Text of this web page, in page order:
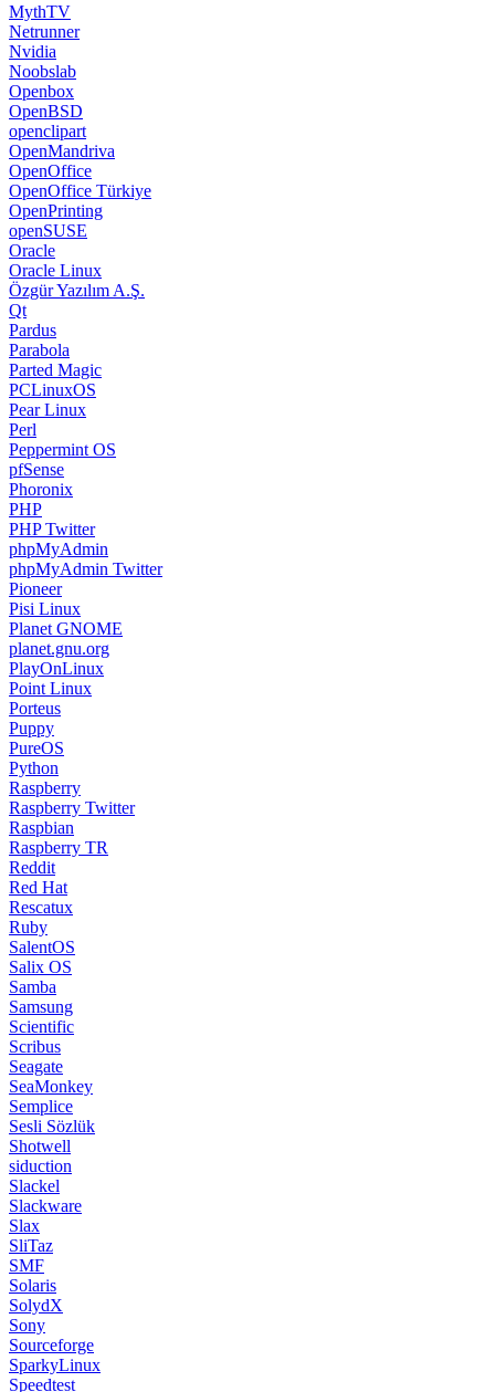
MythTV
Netrunner
Nvidia
Noobslab
Openbox
OpenBSD
openclipart
OpenMandriva
OpenOffice
OpenOffice Türkiye
OpenPrinting
openSUSE
Oracle
Oracle Linux
Özgür Yazılım A.Ş.
Qt
Pardus
Parabola
Parted Magic
PCLinuxOS
Pear Linux
Perl
Peppermint OS
pfSense
Phoronix
PHP
PHP Twitter
phpMyAdmin
phpMyAdmin Twitter
Pioneer
Pisi Linux
Planet GNOME
planet.gnu.org
PlayOnLinux
Point Linux
Porteus
Puppy
PureOS
Python
Raspberry
Raspberry Twitter
Raspbian
Raspberry TR
Reddit
Red Hat
Rescatux
Ruby
SalentOS
Salix OS
Samba
Samsung
Scientific
Scribus
Seagate
SeaMonkey
Semplice
Sesli Sözlük
Shotwell
siduction
Slackel
Slackware
Slax
SliTaz
SMF
Solaris
SolydX
Sony
Sourceforge
SparkyLinux
Speedtest